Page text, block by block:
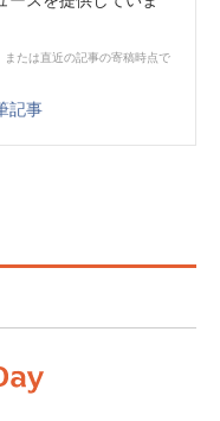
たは直近の記事の寄稿時点で
記事